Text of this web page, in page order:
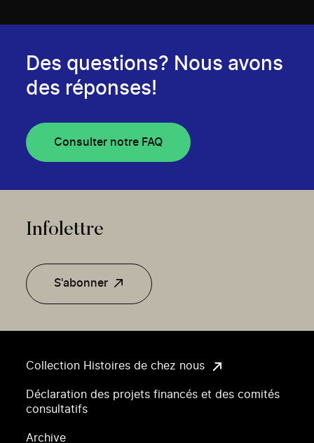
Collection Histoires de chez nous
Déclaration des projets financés et des comités
consultatifs
Archive
Des questions? Nous avons
des réponses!
Consulter notre FAQ
Infolettre
S'abonner